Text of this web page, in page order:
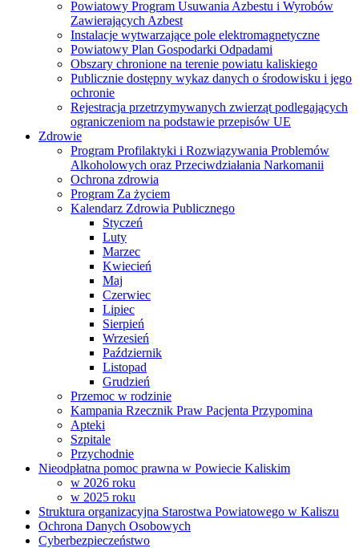
Powiatowy Program Usuwania Azbestu i Wyrobów
Zawierających Azbest
Instalacje wytwarzające pole elektromagnetyczne
Powiatowy Plan Gospodarki Odpadami
Obszary chronione na terenie powiatu kaliskiego
Publicznie dostępny wykaz danych o środowisku i jego
ochronie
Rejestracja przetrzymywanych zwierząt podlegających
ograniczeniom na podstawie przepisów UE
Zdrowie
Program Profilaktyki i Rozwiązywania Problemów
Alkoholowych oraz Przeciwdziałania Narkomanii
Ochrona zdrowia
Program Za życiem
Kalendarz Zdrowia Publicznego
Styczeń
Luty
Marzec
Kwiecień
Maj
Czerwiec
Lipiec
Sierpień
Wrzesień
Październik
Listopad
Grudzień
Przemoc w rodzinie
Kampania Rzecznik Praw Pacjenta Przypomina
Apteki
Szpitale
Przychodnie
Nieodpłatna pomoc prawna w Powiecie Kaliskim
w 2026 roku
w 2025 roku
Struktura organizacyjna Starostwa Powiatowego w Kaliszu
Ochrona Danych Osobowych
Cyberbezpieczeństwo